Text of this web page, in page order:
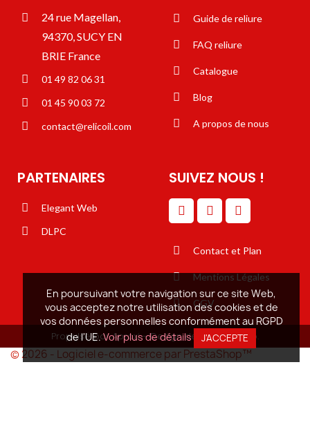
24 rue Magellan,
94370, SUCY EN
BRIE France
01 49 82 06 31
01 45 90 03 72
contact@relicoil.com
Guide de reliure
FAQ reliure
Catalogue
Blog
A propos de nous
PARTENAIRES
Elegant Web
DLPC
SUIVEZ NOUS !
Contact et Plan
Mentions Légales
CGV
Propulsé par Aproxi - Design de Elégant Web.
En poursuivant votre navigation sur ce site Web,
vous acceptez notre utilisation des cookies et de
vos données personnelles conformément au RGPD
de l'UE.Voir plus de détails J'ACCEPTE
© 2026 - Logiciel e-commerce par PrestaShop™